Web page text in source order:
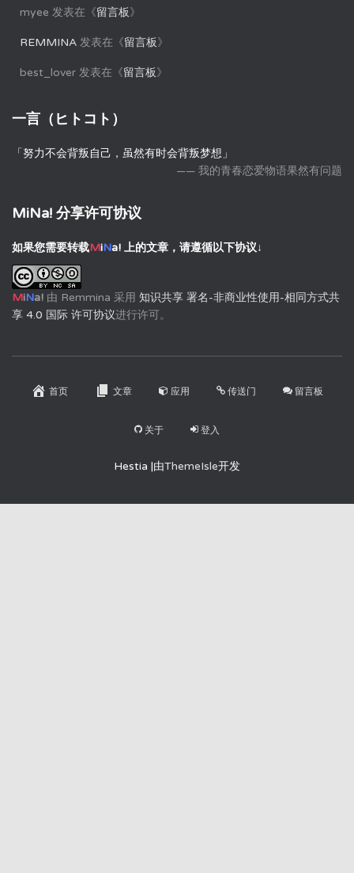
myee 发表在《留言板》
REMMINA 发表在《留言板》
best_lover 发表在《留言板》
一言（ヒトコト）
「努力不会背叛自己，虽然有时会背叛梦想」
—— 我的青春恋爱物语果然有问题
MiNa! 分享许可协议
如果您需要转载MiNa! 上的文章，请遵循以下协议↓
MiNa! 由 Remmina 采用 知识共享 署名-非商业性使用-相同方式共
享 4.0 国际 许可协议进行许可。
首页 文章 应用 传送门 留言板
关于 登入
Hestia |由ThemeIsle开发